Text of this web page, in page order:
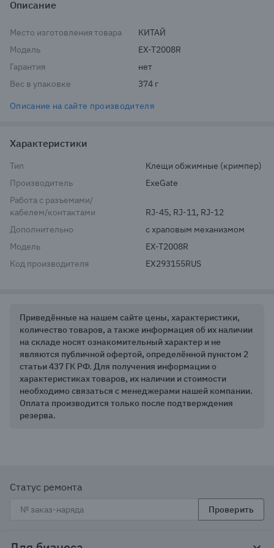
Описание
Место изготовления товара
КИТАЙ
Модель
EX-T2008R
Гарантия
нет
Вес в упаковке
374 г
Описание на сайте производителя
Характеристики
Тип
Клещи обжимные (кримпер)
Производитель
ExeGate
Работа с разъемами/
кабелем/контактами
RJ-45, RJ-11, RJ-12
Дополнительно
с храповым механизмом
Модель
EX-T2008R
Код производителя
EX293155RUS
Приведённые на нашем сайте цены, характеристики,
количество товаров, а также информация об их наличии
на складе носят ознакомительный характер и не
являются публичной офертой, определённой пунктом 2
статьи 437 ГК РФ. Для получения информации о
характеристиках товаров, их наличии и стоимости
необходимо связаться с менеджерами нашей компании.
Оплата производится только после подтверждения
резерва.
Статус ремонта
Проверить